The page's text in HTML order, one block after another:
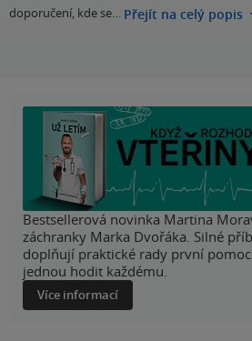
doporučení, kde se… Přejít na celý popis
Bestsellerová novinka Martina
záchranky Marka Dvořáka. Silné
doplňují praktické rady první
jednou hodit každému.
Více informací